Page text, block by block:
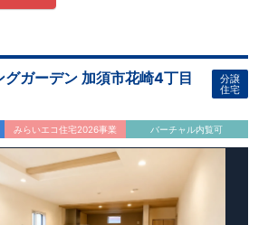
グガーデン 加須市花崎4丁目
分譲
住宅
みらいエコ住宅2026事業 バーチャル内覧可